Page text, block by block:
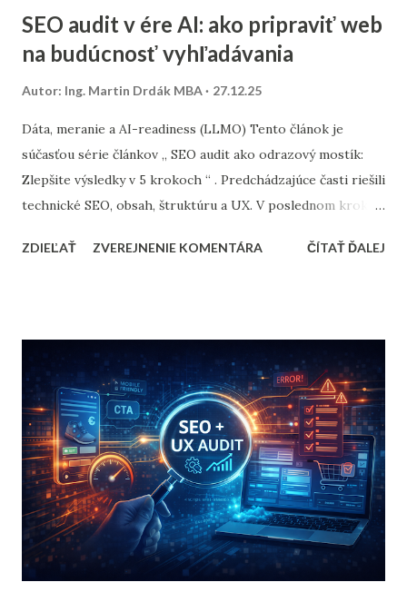
SEO audit v ére AI: ako pripraviť web
na budúcnosť vyhľadávania
Autor: Ing. Martin Drdák MBA 27.12.25
Dáta, meranie a AI-readiness (LLMO) Tento článok je
súčasťou série článkov „ SEO audit ako odrazový mostík:
Zlepšite výsledky v 5 krokoch “ . Predchádzajúce časti riešili
technické SEO, obsah, štruktúru a UX. V poslednom kroku
výhoda: dáta, meranie a AI-readiness (LLMO) . Platí
Overviews, ChatGPT, Gemini, Perplexity). Cieľom je
pomenovať čo je dnes dôležité sledovať , čo má reálny
dopad a kde rýchlo získať odpovede . Prečo sa SEO bez dát
a AI-readiness dnes rozpadá Tradičné SEO bolo postavené
na: pozíciách kľúčových slov organickej návštevnosti
klikoch zo SERPu Dnes sa k tomu pridáva ďalšia vrstva: AI
odpovede bez klikov citácie zdro...
ZDIEĽAŤ ZVEREJNENIE KOMENTÁRA ČÍTAŤ ĎALEJ